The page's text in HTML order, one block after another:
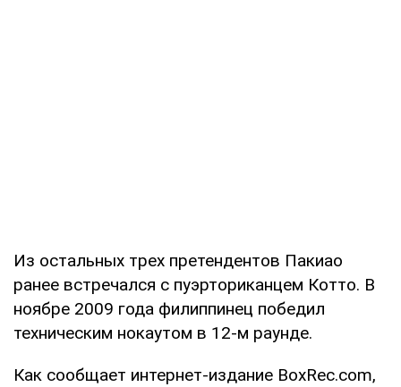
Из остальных трех претендентов Пакиао
ранее встречался с пуэрториканцем Котто. В
ноябре 2009 года филиппинец победил
техническим нокаутом в 12-м раунде.
Как сообщает интернет-издание BoxRec.com,